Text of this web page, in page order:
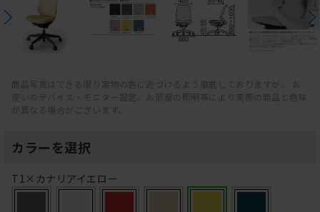
商品写真はできる限り実物の色に近づけるよう徹底しておりますが、 お
使いのデバイス・モニター設定、お部屋の照明等により実際の商品と色味
が異なる場合がございます。
カラーを選択
T1×カナリアイエロー